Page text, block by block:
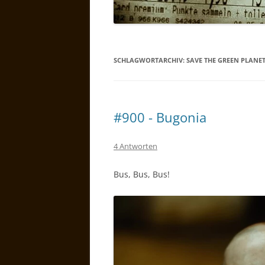
SCHLAGWORTARCHIV: SAVE THE GREEN
#900 - Bugonia
4 Antworten
Bus, Bus, Bus!